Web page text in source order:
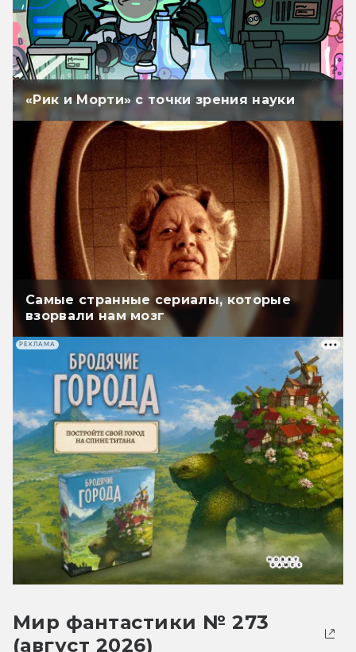
«Рик и Морти» с точки зрения науки
Самые странные сериалы, которые
взорвали нам мозг
РЕКЛАМА
Мир фантастики № 273
(август 2026)